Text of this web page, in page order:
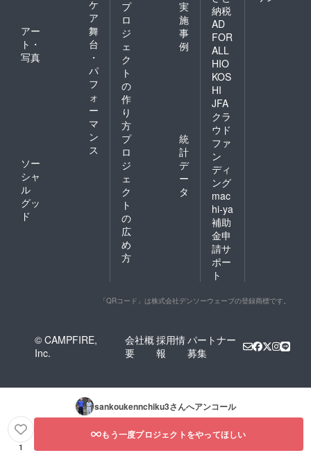
ケ
ア
アー
ト・
写真
舞
台
・
パ
フ
ォ
ー
マ
ン
ス
ソー
シャ
ル
グッ
ド
プ
ロ
ジ
ェ
ク
ト
の
作
り
方
実
施
事
例
プ
ロ
ジ
ェ
ク
ト
の
広
め
方
統
計
デ
ー
タ
納税
AD
FOR
ALL
HIO
KOS
HI
JFA
クラ
ウド
ファ
ン
ディ
ング
mac
hi-ya
補助
金申
請サ
ポー
ト
「QRコード」は株式会社デンソーウェーブの登録商標です。
© CAMPFIRE,
Inc.
会社概
要
採用情
報
パートナー
募集
sankoukennchiku3さんへアンコール
1
もう一度プロジェクトをやってほしい